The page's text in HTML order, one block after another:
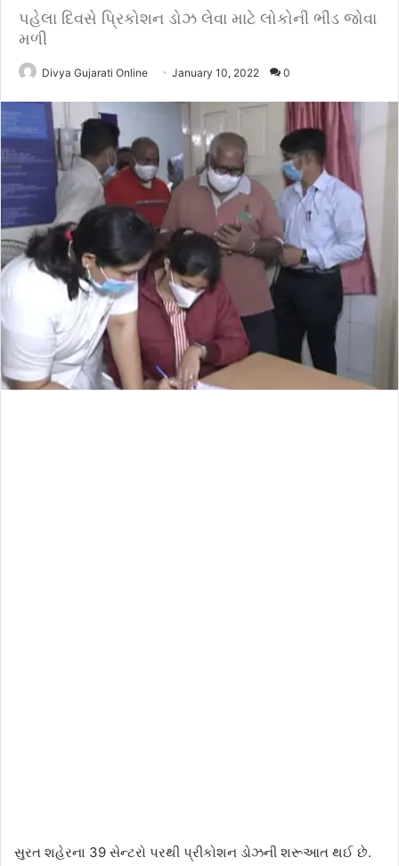
પહેલા દિવસે પ્રિકોશન ડોઝ લેવા માટે લોકોની ભીડ જોવા
મળી
Divya Gujarati Online January 10, 2022 0
સુરત શહેરના 39 સેન્ટરો પરથી પ્રીકોશન ડોઝની શરૂઆત થઈ છે.